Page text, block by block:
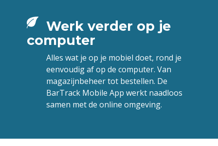
Werk verder op je
computer
Alles wat je op je mobiel doet, rond je
eenvoudig af op de computer. Van
magazijnbeheer tot bestellen. De
BarTrack Mobile App werkt naadloos
samen met de online omgeving.